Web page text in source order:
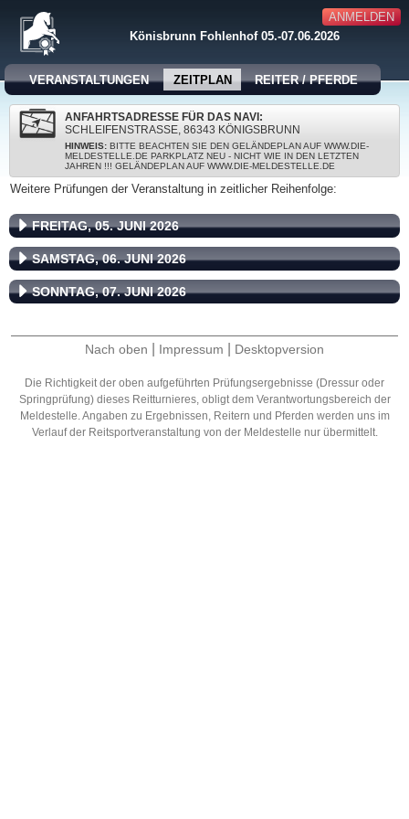
ANMELDEN
Könisbrunn Fohlenhof 05.-07.06.2026
VERANSTALTUNGEN ZEITPLAN REITER / PFERDE
ANFAHRTSADRESSE FÜR DAS NAVI:
SCHLEIFENSTRASSE, 86343 KÖNIGSBRUNN
HINWEIS: BITTE BEACHTEN SIE DEN GELÄNDEPLAN AUF WWW.DIE-
MELDESTELLE.DE PARKPLATZ NEU - NICHT WIE IN DEN LETZTEN
JAHREN !!! GELÄNDEPLAN AUF WWW.DIE-MELDESTELLE.DE
Weitere Prüfungen der Veranstaltung in zeitlicher Reihenfolge:
FREITAG, 05. JUNI 2026
SAMSTAG, 06. JUNI 2026
SONNTAG, 07. JUNI 2026
Nach oben Impressum Desktopversion
Die Richtigkeit der oben aufgeführten Prüfungsergebnisse (Dressur oder
Springprüfung) dieses Reitturnieres, obligt dem Verantwortungsbereich der
Meldestelle. Angaben zu Ergebnissen, Reitern und Pferden werden uns im
Verlauf der Reitsportveranstaltung von der Meldestelle nur übermittelt.